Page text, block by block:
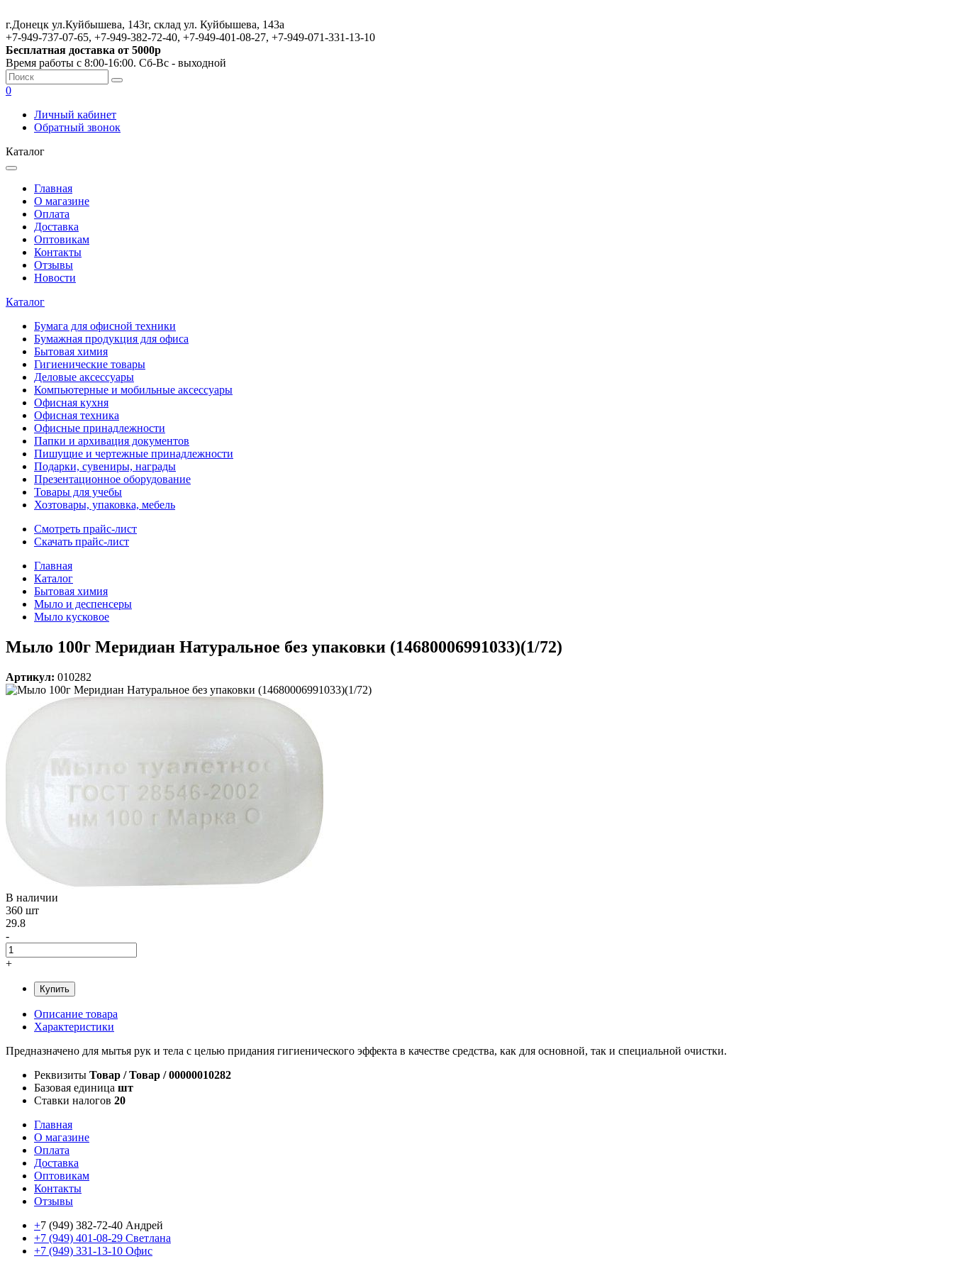
г.Донецк ул.Куйбышева, 143г, склад ул. Куйбышева, 143а
+7-949-737-07-65, +7-949-382-72-40, +7-949-401-08-27, +7-949-071-331-13-10
Бесплатная доставка от 5000р
Время работы с 8:00-16:00. Сб-Вс - выходной
0
Личный кабинет
Обратный звонок
Каталог
Главная
О магазине
Оплата
Доставка
Оптовикам
Контакты
Отзывы
Новости
Каталог
Бумага для офисной техники
Бумажная продукция для офиса
Бытовая химия
Гигиенические товары
Деловые аксессуары
Компьютерные и мобильные аксессуары
Офисная кухня
Офисная техника
Офисные принадлежности
Папки и архивация документов
Пишущие и чертежные принадлежности
Подарки, сувениры, награды
Презентационное оборудование
Товары для учебы
Хозтовары, упаковка, мебель
Смотреть прайс-лист
Скачать прайс-лист
Главная
Каталог
Бытовая химия
Мыло и деспенсеры
Мыло кусковое
Мыло 100г Меридиан Натуральное без упаковки (14680006991033)(1/72)
Артикул: 010282
В наличии
360 шт
29.8
-
+
Купить
Описание товара
Характеристики
Предназначено для мытья рук и тела с целью придания гигиенического эффекта в качестве средства, как для основной, так и специальной очистки.
Реквизиты Товар / Товар / 00000010282
Базовая единица шт
Ставки налогов 20
Главная
О магазине
Оплата
Доставка
Оптовикам
Контакты
Отзывы
+7 (949) 382-72-40 Андрей
+7 (949) 401-08-29 Светлана
+7 (949) 331-13-10 Офис